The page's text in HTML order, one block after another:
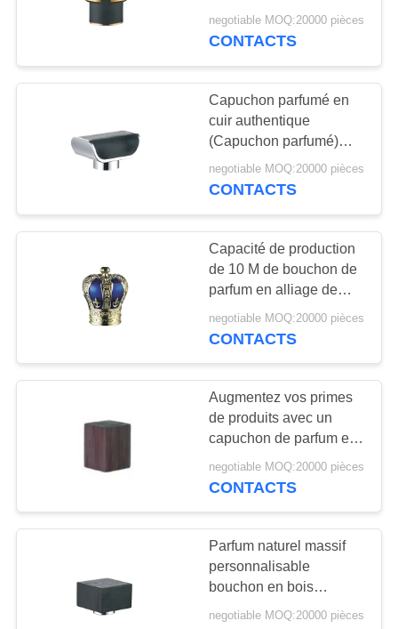
PLAN
POLICY
Des récipients vides
de rouge à lèvres
10
Capuchon à
29
Pompe de
pulvérisateur de
brume
48
cuir authentique OEM
Comment empêcher le
negotiable MOQ:20000 pièces
CONTACTS
Capuchon parfumé en
cuir authentique
(Capuchon parfumé)
première couche
personnalisation en cuir
negotiable MOQ:20000 pièces
CONTACTS
Capacité de production
de 10 M de bouchon de
parfum en alliage de
negotiable MOQ:20000 pièces
CONTACTS
Augmentez vos primes
de produits avec un
capuchon de parfum en
bois de couleur bois
d'origine
negotiable MOQ:20000 pièces
CONTACTS
Parfum naturel massif
personnalisable
bouchon en bois
Bouchon de parfum
negotiable MOQ:20000 pièces